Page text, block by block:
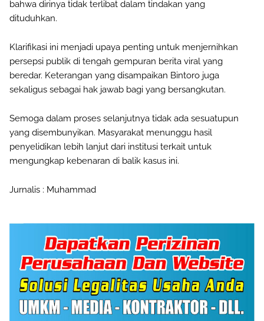
bahwa dirinya tidak terlibat dalam tindakan yang
dituduhkan.
Klarifikasi ini menjadi upaya penting untuk menjernihkan
persepsi publik di tengah gempuran berita viral yang
beredar. Keterangan yang disampaikan Bintoro juga
sekaligus sebagai hak jawab bagi yang bersangkutan.
Semoga dalam proses selanjutnya tidak ada sesuatupun
yang disembunyikan. Masyarakat menunggu hasil
penyelidikan lebih lanjut dari institusi terkait untuk
mengungkap kebenaran di balik kasus ini.
Jurnalis : Muhammad